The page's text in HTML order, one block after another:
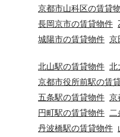
京都市山科区の賃貸
長岡京市の賃貸物件
城陽市の賃貸物件 京
北山駅の賃貸物件 北
京都市役所前駅の賃
五条駅の賃貸物件 京
円町駅の賃貸物件
丹波橋駅の賃貸物件